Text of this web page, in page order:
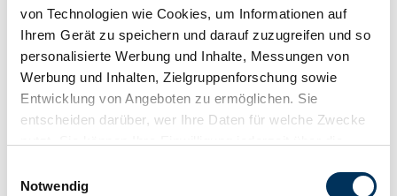
von Technologien wie Cookies, um Informationen auf
Ihrem Gerät zu speichern und darauf zuzugreifen und so
personalisierte Werbung und Inhalte, Messungen von
Werbung und Inhalten, Zielgruppenforschung sowie
Entwicklung von Angeboten zu ermöglichen. Sie
entscheiden darüber, wer Ihre Daten für welche Zwecke
Trigger Symbol ändern oder widerrufen
Notwendig
Ha un HTS che vuole vendere? Allora crea un annuncio ora.
Crea annuncio
Aste in scadenza
Visualizza tutte le aste
Asta